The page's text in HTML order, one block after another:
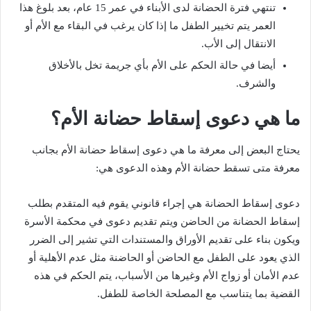
تنتهي فترة الحضانة لدى الأبناء في عمر 15 عام، بعد بلوغ هذا
العمر يتم تخيير الطفل ما إذا كان يرغب في البقاء مع الأم أو
الانتقال إلى الأب.
أيضا في حالة الحكم على الأم بأي جريمة تخل بالأخلاق
والشرف.
ما هي دعوى إسقاط حضانة الأم؟
يحتاج البعض إلى معرفة ما هي دعوى إسقاط حضانة الأم بجانب
معرفة متى تسقط حضانة الأم وهذه الدعوى هي:
دعوى إسقاط الحضانة هي إجراء قانوني يقوم فيه المتقدم بطلب
إسقاط الحضانة من الحاضن ويتم تقديم دعوى في محكمة الأسرة
ويكون بناء على تقديم الأوراق والمستندات التي تشير إلى الضرر
الذي يعود على الطفل مع الحاضن أو الحاضنة مثل عدم الأهلية أو
عدم الأمان أو زواج الأم وغيرها من الأسباب، يتم الحكم في هذه
القضية بما يتناسب مع المصلحة الخاصة للطفل.